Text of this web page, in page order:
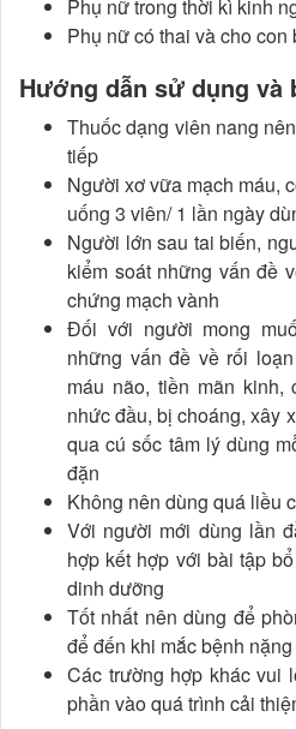
Phụ nữ trong thời kì kinh
Phụ nữ có thai và cho con
Hướng dẫn sử dụng và
Thuốc dạng viên nang
tiếp
Người xơ vữa mạch máu,
uống 3 viên/ 1 lần ngày
Người lớn sau tai biến,
kiểm soát những vấn đề
chứng mạch vành
Đối với người mong
những vấn đề về rối
máu não, tiền mãn kinh,
nhức đầu, bị choáng, xây
qua cú sốc tâm lý dùng
đặn
Không nên dùng quá liều
Với người mới dùng lần
hợp kết hợp với bài tập
dinh dưỡng
Tốt nhất nên dùng để
để đến khi mắc bệnh
Các trường hợp khác vui
phần vào quá trình cải